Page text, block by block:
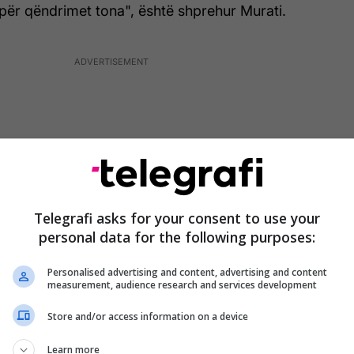
qëndrimet tona", është shprehur Murati.
me Kadri Veselin ai ka diskutuar për nevojën e
të kësaj ministrie.
Telegrafi asks for your consent to use your
personal data for the following purposes:
Personalised advertising and content, advertising and content
measurement, audience research and services development
Store and/or access information on a device
Learn more